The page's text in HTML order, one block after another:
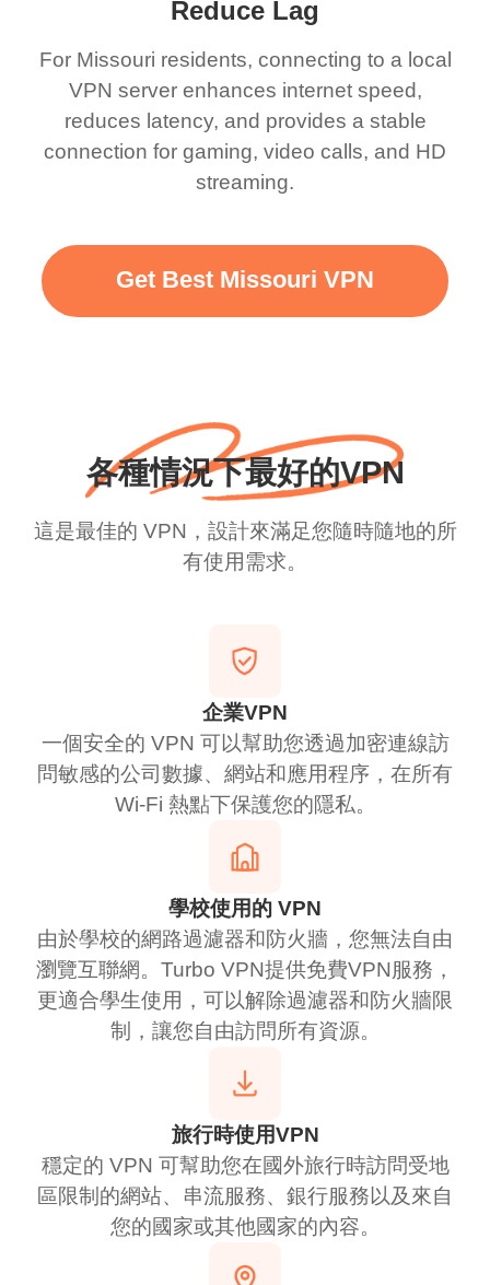
Reduce Lag
For Missouri residents, connecting to a local
VPN server enhances internet speed,
reduces latency, and provides a stable
connection for gaming, video calls, and HD
streaming.
Get Best Missouri VPN
各種情況下最好的VPN
這是最佳的 VPN，設計來滿足您隨時隨地的所
有使用需求。
企業VPN
一個安全的 VPN 可以幫助您透過加密連線訪
問敏感的公司數據、網站和應用程序，在所有
Wi-Fi 熱點下保護您的隱私。
學校使用的 VPN
由於學校的網路過濾器和防火牆，您無法自由
瀏覽互聯網。Turbo VPN提供免費VPN服務，
更適合學生使用，可以解除過濾器和防火牆限
制，讓您自由訪問所有資源。
旅行時使用VPN
穩定的 VPN 可幫助您在國外旅行時訪問受地
區限制的網站、串流服務、銀行服務以及來自
您的國家或其他國家的內容。